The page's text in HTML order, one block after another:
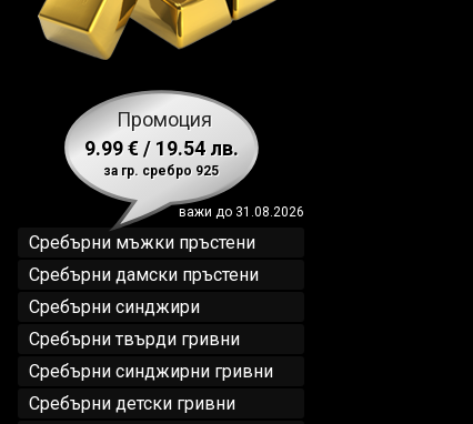
Промоция
9.99 € / 19.54 лв.
за гр. сребро 925
важи до 31.08.2026
Сребърни мъжки пръстени
Сребърни дамски пръстени
Сребърни синджири
Сребърни твърди гривни
Сребърни синджирни гривни
Сребърни детски гривни